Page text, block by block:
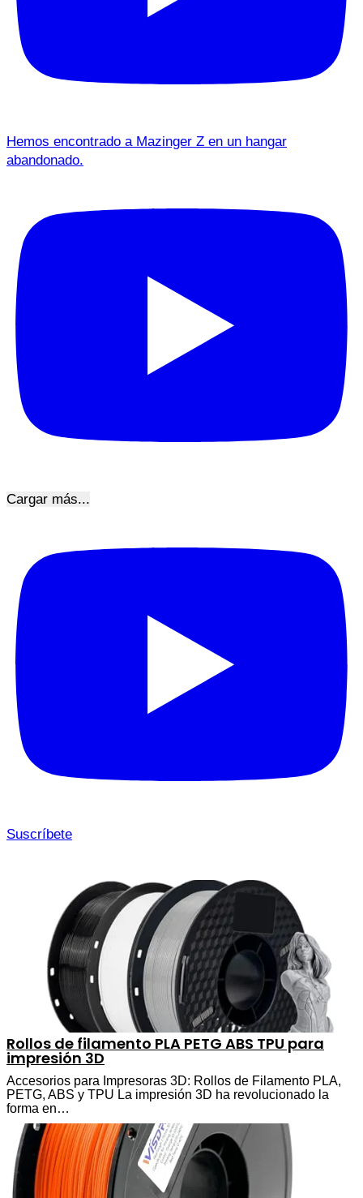
Hemos encontrado a Mazinger Z en un hangar
abandonado.
Cargar más...
Suscríbete
Rollos de filamento PLA PETG ABS TPU para
impresión 3D
Accesorios para Impresoras 3D: Rollos de Filamento PLA,
PETG, ABS y TPU La impresión 3D ha revolucionado la
forma en…